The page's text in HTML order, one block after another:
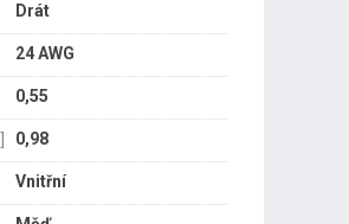
Drát
24 AWG
0,55
0,98
Vnitřní